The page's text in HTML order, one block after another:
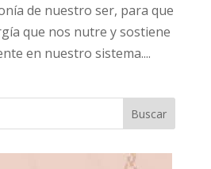
de nuestro ser, para que
que nos nutre y sostiene
en nuestro sistema....